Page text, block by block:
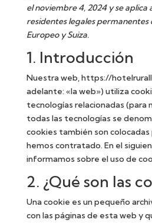
el noviembre 4, 2024 y se aplica
residentes legales permanentes
Europeo y Suiza.
1. Introducción
Nuestra web,https://
adelante: «la web») utiliza
tecnologías relacionadas (para
todas las tecnologías se
cookies también son
hemos contratado. En el
informamos sobre el uso de
2. ¿Qué son las
Una cookie es un pequeño
con las páginas de esta web y